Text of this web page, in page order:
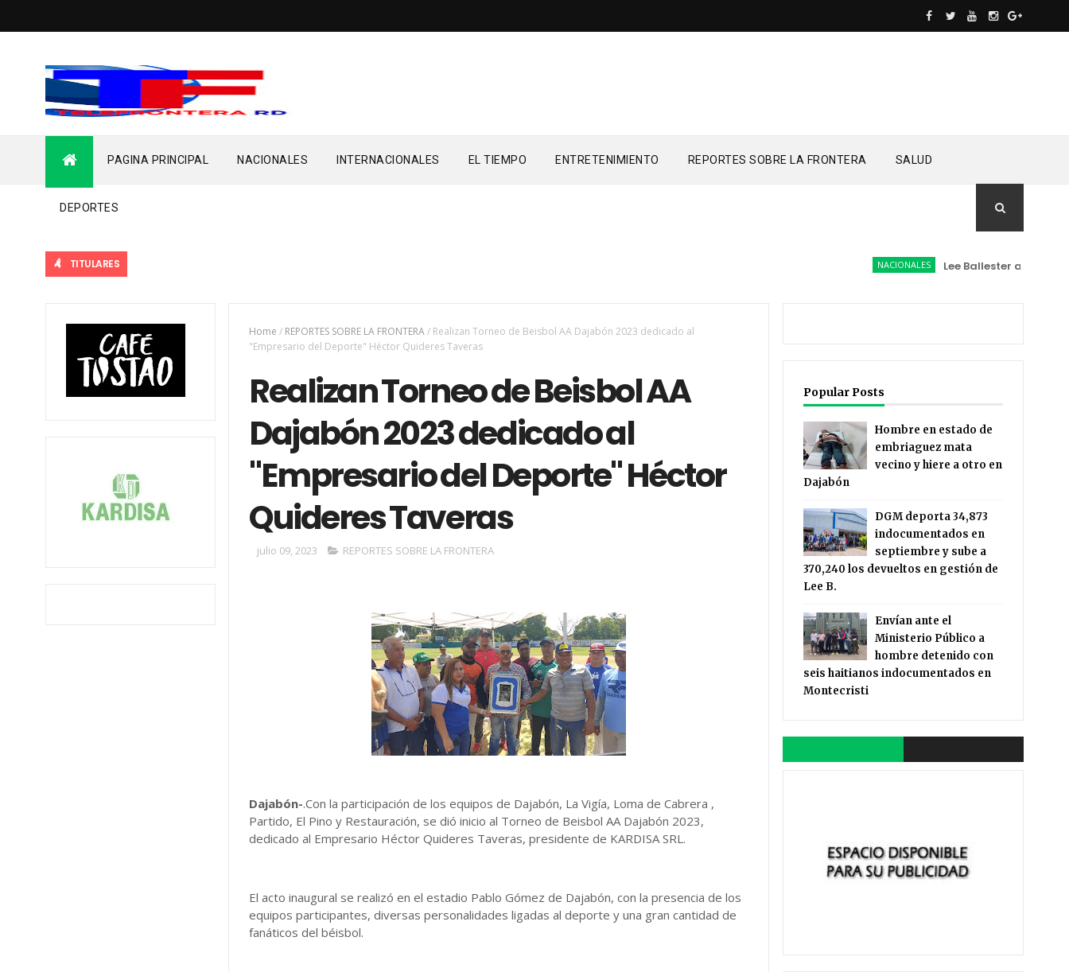
PAGINA PRINCIPAL NACIONALES INTERNACIONALES EL TIEMPO ENTRETENIMIENTO REPORTES SOBRE LA FRONTERA SALUD
DEPORTES
TITULARES NACIONALES Lee Ballester a los que se
Home / REPORTES SOBRE LA FRONTERA/ Realizan Torneo de Beisbol AA Dajabón 2023 dedicado al
"Empresario del Deporte" Héctor Quideres Taveras
Realizan Torneo de Beisbol AA
Dajabón 2023 dedicado al
"Empresario del Deporte" Héctor
Quideres Taveras
julio 09, 2023 REPORTES SOBRE LA FRONTERA
Dajabón-.Con la participación de los equipos de Dajabón, La Vigía, Loma de Cabrera ,
Partido, El Pino y Restauración, se dió inicio al Torneo de Beisbol AA Dajabón 2023,
dedicado al Empresario Héctor Quideres Taveras, presidente de KARDISA SRL.
El acto inaugural se realizó en el estadio Pablo Gómez de Dajabón, con la presencia de los
equipos participantes, diversas personalidades ligadas al deporte y una gran cantidad de
fanáticos del béisbol.
Popular Posts
Hombre en estado de
embriaguez mata
vecino y hiere a otro en
Dajabón
DGM deporta 34,873
indocumentados en
septiembre y sube a
370,240 los devueltos en gestión de
Lee B.
Envían ante el
Ministerio Público a
hombre detenido con
seis haitianos indocumentados en
Montecristi